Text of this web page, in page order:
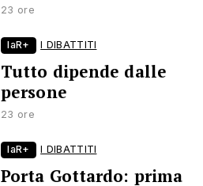
23 ore
laR+ I DIBATTITI
Tutto dipende dalle
persone
23 ore
laR+ I DIBATTITI
Porta Gottardo: prima